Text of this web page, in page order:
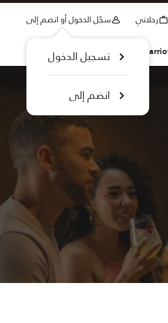
رحلاتي سجّل الدخول أو انضم إلى
تسجيل الدخول
انضم إلى